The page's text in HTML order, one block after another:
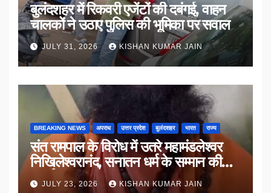
बुलंदशहर में रिकवरी एजेंटों की दबंगई, वाहन
चालकों ने उठाए पुलिस की भूमिका पर सवाल
JULY 31, 2026 KISHAN KUMAR JAIN
BREAKING NEWS अपराध उत्तर प्रदेश बुलंदशहर भारत राज्य
संत रामपाल के विरोध में उतरे महामंडलेश्वर
निखिलेश्वरानंद, सनातन धर्म के सम्मान की
उठाई मांग
JULY 23, 2026 KISHAN KUMAR JAIN